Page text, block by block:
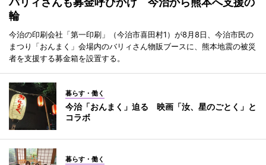
輪
今治の印刷会社「第一印刷」（今治市喜田村1）が8月8日、今治市民の
まつり「おんまく」会場内のバリィさん物販ブースに、熊本地震の被災
者を支援する募金箱を設置する。
暮らす・働く
今治「おんまく」迫る 映画「汝、星のごとく」と
コラボ
暮らす・働く